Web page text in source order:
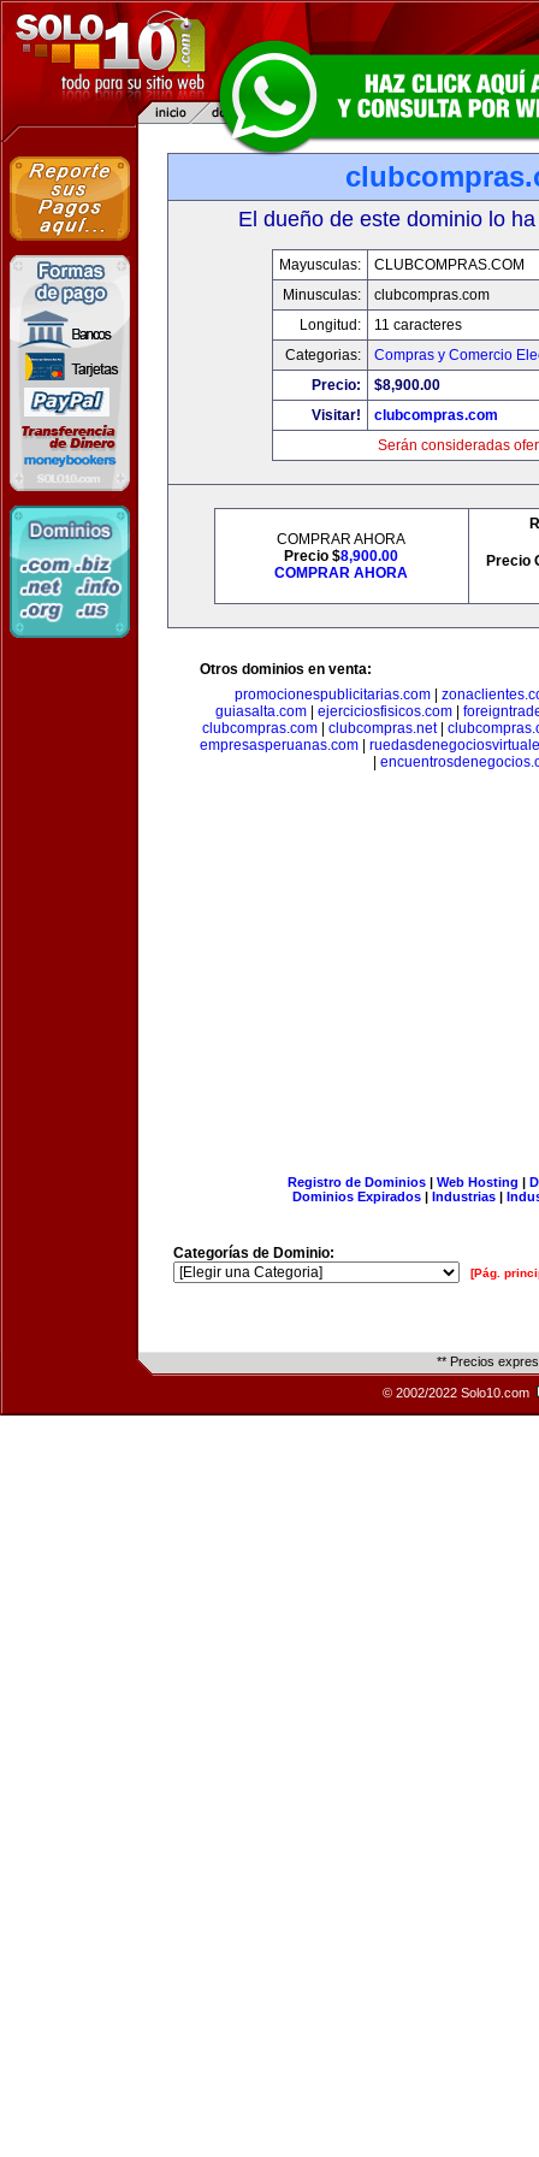
El dueño de este dominio lo
Mayusculas:
CLUBCOMPRAS.COM
Minusculas:
clubcompras.com
Longitud:
11 caracteres
Categorias:
Compras y Comercio
Precio:
$8,900.00
Visitar!
clubcompras.com
Serán consideradas
COMPRAR AHORA
Precio $8,900.00
COMPRAR AHORA
Precio
Otros dominios en venta:
promocionespublicitarias.com|
guiasalta.com
ejerciciosfisicos.com
clubcompras.com| clubcompras.net|
empresasperuanas.com
Registro de Dominios| Web Hosting |
Dominios Expirados | Industrias |
Categorías de Dominio:
[Pág.
** Precios
© 2002/2022 Solo10.com